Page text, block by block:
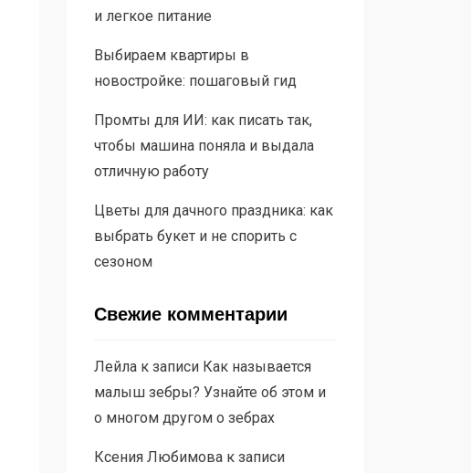
и легкое питание
Выбираем квартиры в
новостройке: пошаговый гид
Промты для ИИ: как писать так,
чтобы машина поняла и выдала
отличную работу
Цветы для дачного праздника: как
выбрать букет и не спорить с
сезоном
Свежие комментарии
Лейлак записи Как называется
малыш зебры? Узнайте об этом и
о многом другом о зебрах
Ксения Любимовак записи